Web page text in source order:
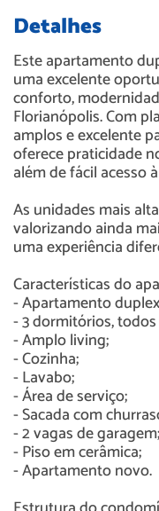
Detalhes
Este apartamento
uma excelente
conforto,
Florianópolis. Com
amplos e excelente
oferece praticidade
além de fácil acesso
As unidades mais
valorizando ainda
uma experiência
Características do
- Apartamento
- 3 dormitórios,
- Amplo living;
- Cozinha;
- Lavabo;
- Área de serviço;
- Sacada com
- 2 vagas de garagem;
- Piso em cerâmica;
- Apartamento novo.